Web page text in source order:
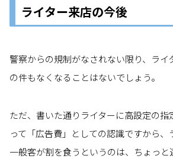
ライター来店の今後
警察からの規制がなされない限り、ライ
の件もなくなることはないでしょう。
ただ、書いた通りライターに高設定の指
って「広告費」としての認識ですから
一般客が割を食うというのは、ちょっと